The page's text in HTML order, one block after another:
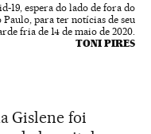
19, espera do lado de fora do
para ter notícias de seu
fria de 14 de maio de 2020.
TONI PIRES
Gislene foi